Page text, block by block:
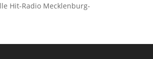
Hit-Radio Mecklenburg-